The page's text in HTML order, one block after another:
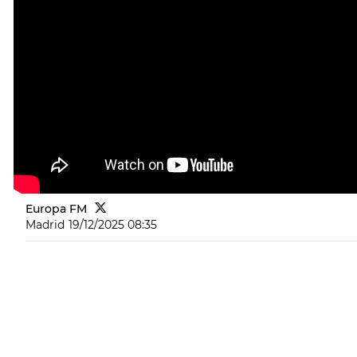
Europa FM
Madrid 19/12/2025 08:35